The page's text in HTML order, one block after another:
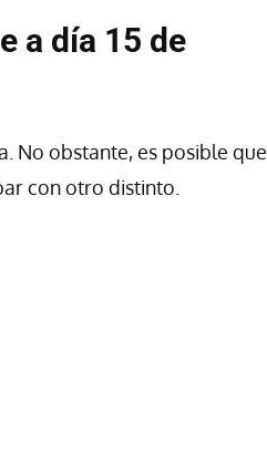
a día 15 de
No obstante, es posible que
con otro distinto.